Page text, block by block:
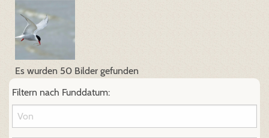
Es wurden 50 Bilder gefunden
Filtern nach Funddatum: